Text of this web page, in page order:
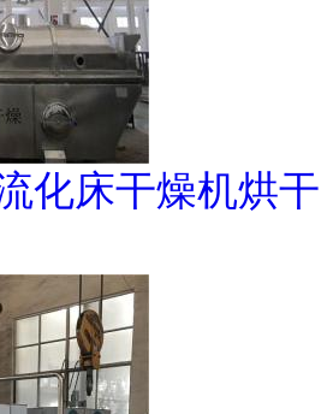
化床干燥机烘干